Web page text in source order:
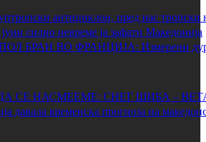
антициклон, пред нас тропски
силно невреме ја зафати Македонија
БРАН ВО ФРАНЦИЈА: Измерени дури
СЕ НАСМЕЕМЕ: СНЕГ ШИБА –
давала временска прогноза на